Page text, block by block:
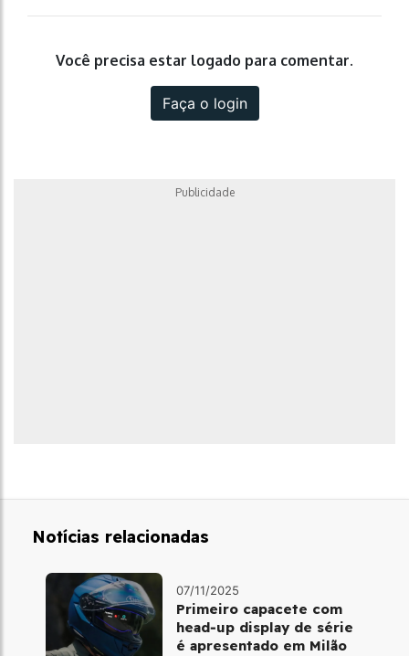
Você precisa estar logado para comentar.
Faça o login
Publicidade
Notícias relacionadas
07/11/2025
Primeiro capacete com
head‑up display de série
é apresentado em Milão